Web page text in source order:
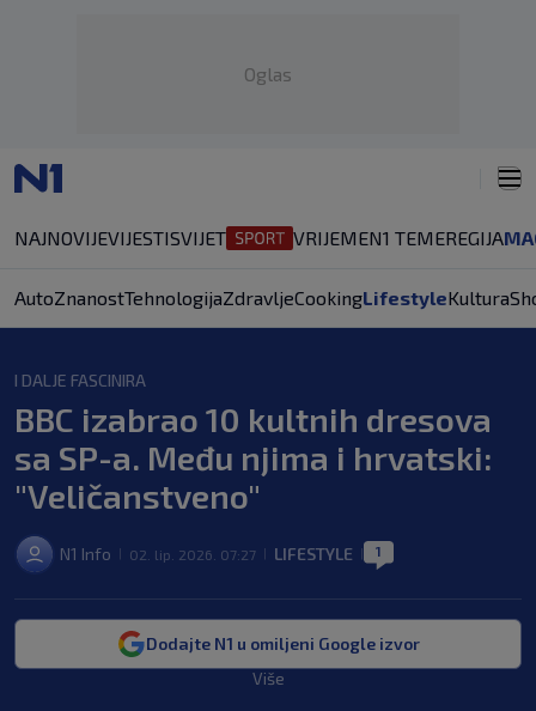
Oglas
NAJNOVIJEVIJESTISVIJET VRIJEMEN1 TEMEREGIJA
AutoZnanostTehnologijaZdravljeCookingLifestyleKultura
I DALJE FASCINIRA
BBC izabrao 10 kultnih dresova
sa SP-a. Među njima i hrvatski:
"Veličanstveno"
N1 Info 02. lip. 2026. 07:27 LIFESTYLE 1
Dodajte N1 u omiljeni Google izvor
Više